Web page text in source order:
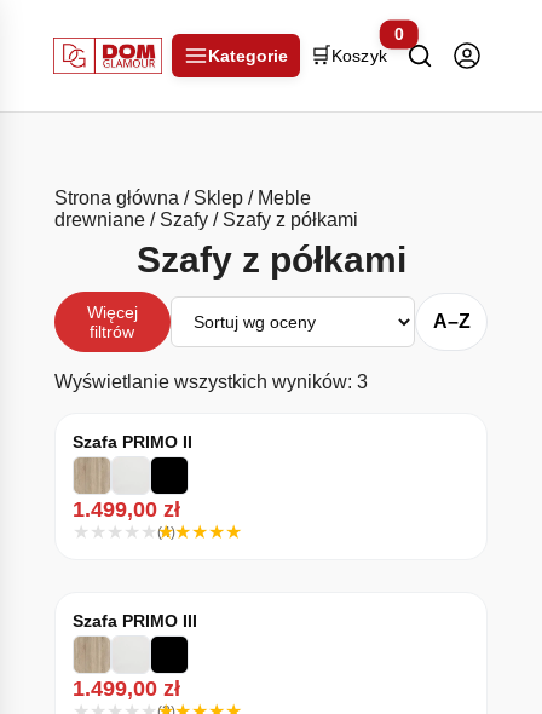
Kategorie 🛒 Koszyk
0
Strona główna / Sklep/ Meble
drewniane/ Szafy/ Szafy z półkami
Szafy z półkami
Więcej
filtrów
Sortuj
A–Z
Wyświetlanie wszystkich wyników: 3Posortowane
Szafa PRIMO II
1.499,00 zł
(4)
Szafa PRIMO III
1.499,00 zł